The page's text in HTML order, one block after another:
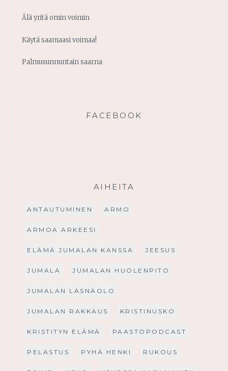
Älä yritä omin voimin
Käytä saamaasi voimaa!
Palmusunnuntain saarna
FACEBOOK
AIHEITA
ANTAUTUMINEN ARMO
ARMOA ARKEESI
ELÄMÄ JUMALAN KANSSA JEESUS
JUMALA JUMALAN HUOLENPITO
JUMALAN LÄSNÄOLO
JUMALAN RAKKAUS KRISTINUSKO
KRISTITYN ELÄMÄ PAASTOPODCAST
PELASTUS PYHÄ HENKI RUKOUS